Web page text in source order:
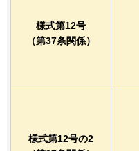
様式第12号
（第37条関係）
様式第12号の2